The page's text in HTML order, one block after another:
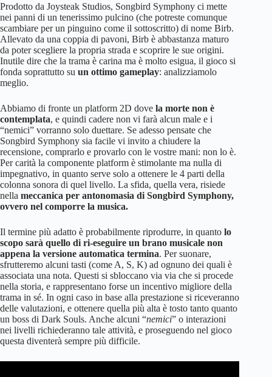
Prodotto da Joysteak Studios, Songbird Symphony ci mette
nei panni di un tenerissimo pulcino (che potreste comunque
scambiare per un pinguino come il sottoscritto) di nome Birb.
Allevato da una coppia di pavoni, Birb è abbastanza maturo
da poter scegliere la propria strada e scoprire le sue origini.
Inutile dire che la trama è carina ma è molto esigua, il gioco si
fonda soprattutto su un ottimo gameplay: analizziamolo
meglio.
Abbiamo di fronte un platform 2D dove la morte non è
contemplata, e quindi cadere non vi farà alcun male e i
“nemici” vorranno solo duettare. Se adesso pensate che
Songbird Symphony sia facile vi invito a chiudere la
recensione, comprarlo e provarlo con le vostre mani: non lo è.
Per carità la componente platform è stimolante ma nulla di
impegnativo, in quanto serve solo a ottenere le 4 parti della
colonna sonora di quel livello. La sfida, quella vera, risiede
nella meccanica per antonomasia di Songbird Symphony,
ovvero nel comporre la musica.
Il termine più adatto è probabilmente riprodurre, in quanto lo
scopo sarà quello di ri-eseguire un brano musicale non
appena la versione automatica termina. Per suonare,
sfrutteremo alcuni tasti (come A, S, K) ad ognuno dei quali è
associata una nota. Questi si sbloccano via via che si procede
nella storia, e rappresentano forse un incentivo migliore della
trama in sé. In ogni caso in base alla prestazione si riceveranno
delle valutazioni, e ottenere quella più alta è tosto tanto quanto
un boss di Dark Souls. Anche alcuni “nemici” o interazioni
nei livelli richiederanno tale attività, e proseguendo nel gioco
questa diventerà sempre più difficile.